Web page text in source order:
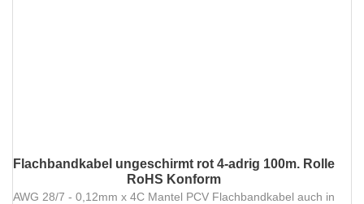
Flachbandkabel ungeschirmt rot 4-adrig 100m. Rolle
RoHS Konform
AWG 28/7 - 0,12mm x 4C Mantel PCV Flachbandkabel auch in